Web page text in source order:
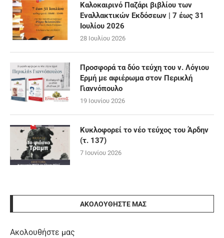
Καλοκαιρινό Παζάρι βιβλίου των
Εναλλακτικών Εκδόσεων | 7 έως 31
Ιουλίου 2026
28 Ιουλίου 2026
Προσφορά τα δύο τεύχη του ν. Λόγιου
Ερμή με αφιέρωμα στον Περικλή
Γιαννόπουλο
19 Ιουνίου 2026
Κυκλοφορεί το νέο τεύχος του Άρδην
(τ. 137)
7 Ιουνίου 2026
ΑΚΟΛΟΥΘΉΣΤΕ ΜΑΣ
Ακολουθήστε μας